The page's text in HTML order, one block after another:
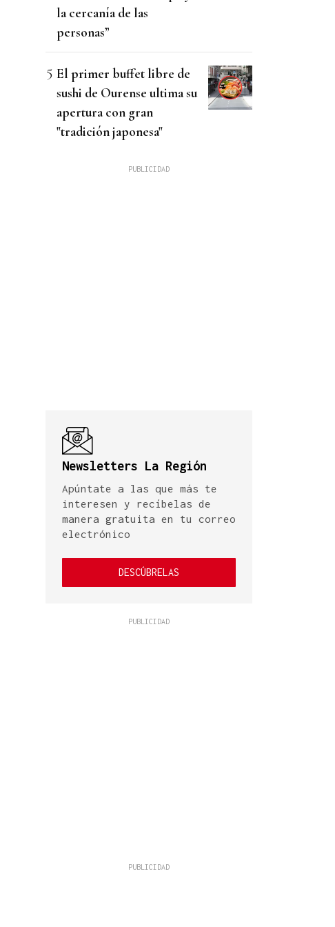
la cercanía de las
personas”
El primer buffet libre de
sushi de Ourense ultima su
apertura con gran
"tradición japonesa"
Newsletters La Región
Apúntate a las que más te
interesen y recíbelas de
manera gratuita en tu correo
electrónico
DESCÚBRELAS